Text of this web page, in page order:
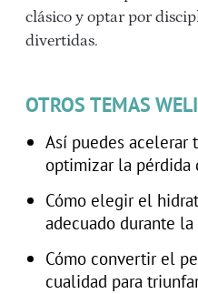
clásico y optar por
divertidas.
OTROS TEMAS
Así puedes acelerar
optimizar la pérdida
Cómo elegir el
adecuado durante
Cómo convertir el
cualidad para